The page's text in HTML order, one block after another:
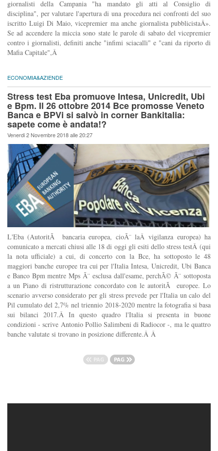
giornalisti della Campania "ha mandato gli atti al Consiglio di
disciplina", per valutare l'apertura di una procedura nei confronti del suo
iscritto Luigi Di Maio, vicepremier ma anche giornalista pubblicistaÂ».
Se ad accendere la miccia sono state le parole di sabato del vicepremier
contro i giornalisti, definiti anche "infimi sciacalli" e "cani da riporto di
Mafia Capitale",Â
ECONOMIA&AZIENDE
Stress test Eba promuove Intesa, Unicredit, Ubi
e Bpm. Il 26 ottobre 2014 Bce promosse Veneto
Banca e BPVi si salvò in corner Bankitalia:
sapete come è andata!?
Venerdi 2 Novembre 2018 alle 20:27
L'Eba (AutoritÃ bancaria europea, cioÃ¨ laÂ vigilanza europea) ha
comunicato a mercati chiusi alle 18 di oggi gli esiti dello stress testÂ (qui
la nota ufficiale) a cui, di concerto con la Bce, ha sottoposto le 48
maggiori banche europee tra cui per l'Italia Intesa, Unicredit, Ubi Banca
e Banco Bpm mentre Mps Ã¨ esclusa dall'esame, perchÃ© Ã¨ sottoposta
a un Piano di ristrutturazione concordato con le autoritÃ europee. Lo
scenario avverso considerato per gli stress prevede per l'Italia un calo del
Pil cumulato del 2,7% nel triennio 2018-2020 mentre la fotografia si basa
sui bilanci 2017.Â In questo quadro l'Italia si presenta in buone
condizioni - scrive Antonio Pollio Salimbeni di Radiocor -, ma le quattro
banche valutate si trovano in posizione differente.Â Â